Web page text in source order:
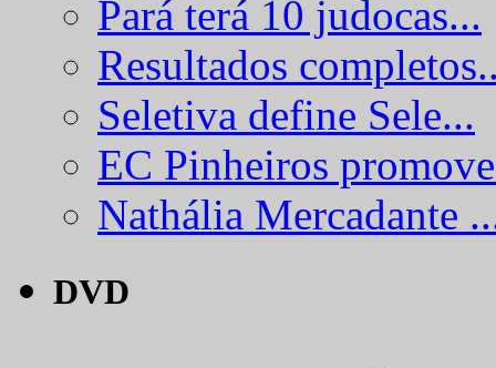
Pará terá 10 judocas...
Resultados
Seletiva define Sele...
EC Pinheiros
Nathália Mercadante
DVD